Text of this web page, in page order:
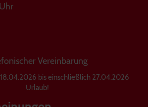
Vereinbarung
bis einschließlich 27.04.2026
Urlaub!